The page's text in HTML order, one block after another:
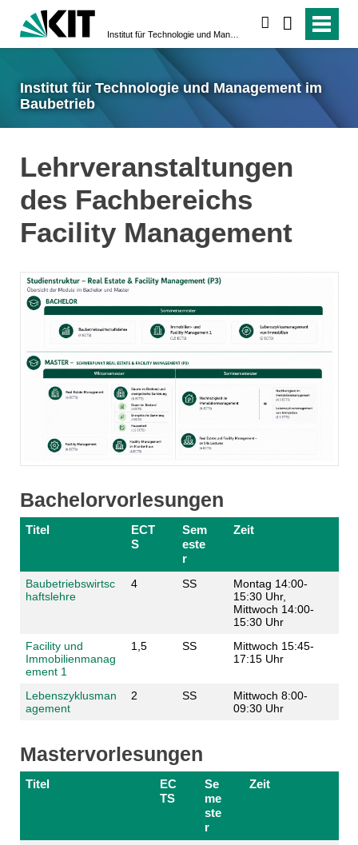
Institut für Technologie und Management im
Baubetrieb
Lehrveranstaltungen
des Fachbereichs
Facility Management
Bachelorvorlesungen
Titel
ECT
S
Sem
este
r
Zeit
Baubetriebswirtsc
haftslehre
4 SS
Montag 14:00-
15:30 Uhr,
Mittwoch 14:00-
15:30 Uhr
Facility und
Immobilienmanag
ement 1
1,5 SS
Mittwoch 15:45-
17:15 Uhr
Lebenszyklusman
agement
2 SS
Mittwoch 8:00-
09:30 Uhr
Mastervorlesungen
Titel
EC
TS
Se
me
ste
r
Zeit